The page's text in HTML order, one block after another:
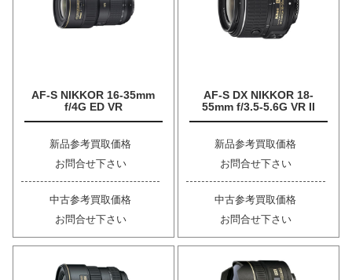
AF-S NIKKOR 16-35mm
f/4G ED VR
新品参考買取価格
お問合せ下さい
中古参考買取価格
お問合せ下さい
AF-S DX NIKKOR 18-
55mm f/3.5-5.6G VR II
新品参考買取価格
お問合せ下さい
中古参考買取価格
お問合せ下さい